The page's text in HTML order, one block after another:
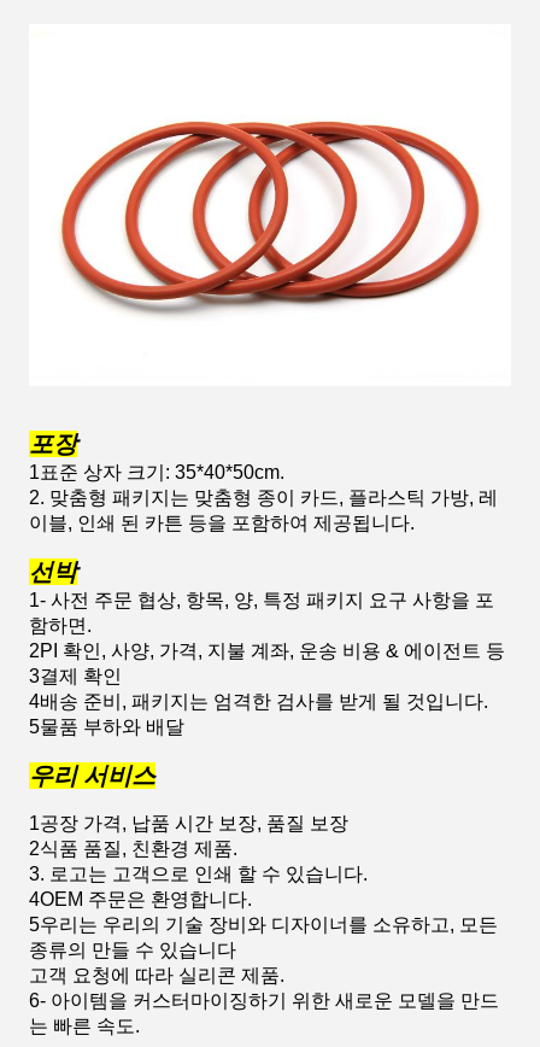
포장
1표준 상자 크기: 35*40*50cm.
2. 맞춤형 패키지는 맞춤형 종이 카드, 플라스틱 가방, 레
이블, 인쇄 된 카튼 등을 포함하여 제공됩니다.
선박
1- 사전 주문 협상, 항목, 양, 특정 패키지 요구 사항을 포
함하면.
2PI 확인, 사양, 가격, 지불 계좌, 운송 비용 & 에이전트 등
3결제 확인
4배송 준비, 패키지는 엄격한 검사를 받게 될 것입니다.
5물품 부하와 배달
우리 서비스
1공장 가격, 납품 시간 보장, 품질 보장
2식품 품질, 친환경 제품.
3. 로고는 고객으로 인쇄 할 수 있습니다.
4OEM 주문은 환영합니다.
5우리는 우리의 기술 장비와 디자이너를 소유하고, 모든
종류의 만들 수 있습니다
고객 요청에 따라 실리콘 제품.
6- 아이템을 커스터마이징하기 위한 새로운 모델을 만드
는 빠른 속도.